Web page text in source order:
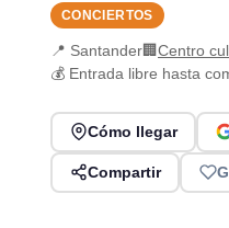
CONCIERTOS
📍 Santander🏢Centro
💰 Entrada libre hasta
Cómo llegar
Compartir